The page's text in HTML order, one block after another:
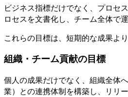
ビジネス指標だけでなく、プロセ
ロセスを文書化し、チーム全体で
これらの目標は、短期的な成果よ
組織・チーム貢献の目標
個人の成果だけでなく、組織全体
業）との連携体制を構築し、リリ